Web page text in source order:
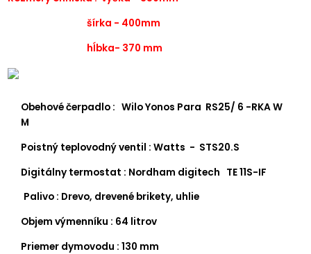
šírka - 400mm
hĺbka- 370 mm
Obehovéčerpadlo : Wilo Yonos Para RS25/ 6 -RKA W
M
Poistný teplovodný ventil : Watts - STS20.S
Digitálny termostat : Nordham digitech TE 11S-IF
Palivo : Drevo, drevené brikety, uhlie
Objem výmenníku : 64 litrov
Priemer dymovodu : 130 mm